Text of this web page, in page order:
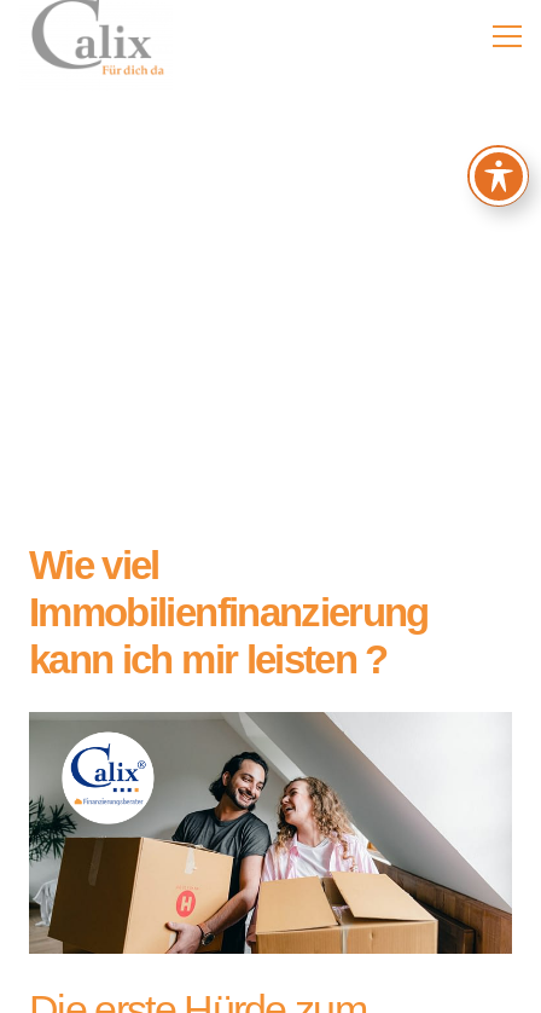
Wie viel
Immobilienfinanzierung
kann ich mir leisten ?